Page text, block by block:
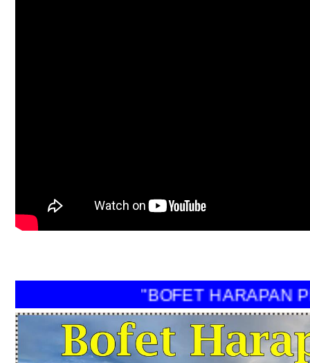
"BOFET HARAPAN